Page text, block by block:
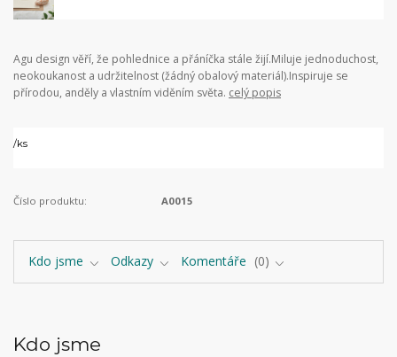
Agu design věří, že pohlednice a přáníčka stále žijí.Miluje jednoduchost,
neokoukanost a udržitelnost (žádný obalový materiál).Inspiruje se
přírodou, anděly a vlastním viděním světa. celý popis
/ks
Číslo produktu: A0015
Kdo jsme Odkazy Komentáře 0
Kdo jsme